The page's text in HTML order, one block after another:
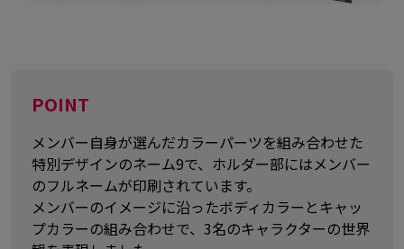
POINT
メンバー自身が選んだカラーパーツを組み合わせた
特別デザインのネーム9で、ホルダー部にはメンバー
のフルネームが印刷されています。
メンバーのイメージに沿ったボディカラーとキャッ
プカラーの組み合わせで、3名のキャラクターの世界